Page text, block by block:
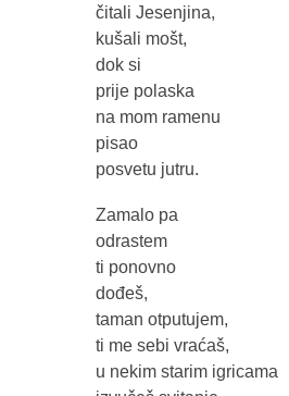
čitali Jesenjina,
kušali mošt,
dok si
prije polaska
na mom ramenu
pisao
posvetu jutru.
Zamalo pa
odrastem
ti ponovno
dođeš,
taman otputujem,
ti me sebi vraćaš,
u nekim starim igricama